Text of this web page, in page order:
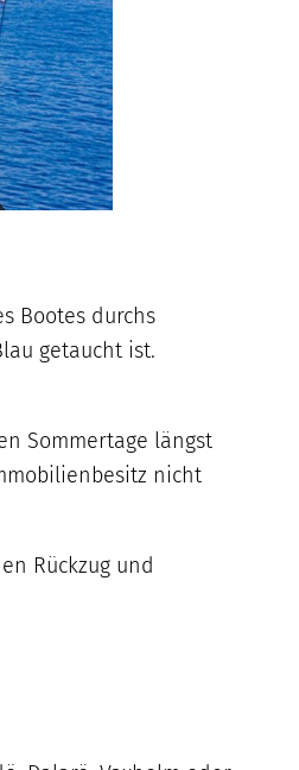
Bootes durchs
getaucht ist.
Sommertage längst
nicht
Rückzug und